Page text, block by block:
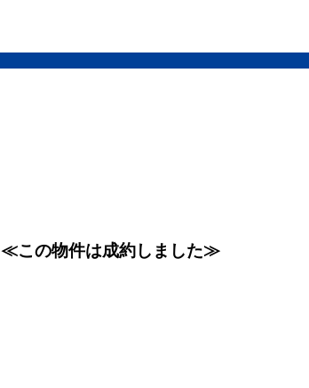
≪この物件は成約しました≫